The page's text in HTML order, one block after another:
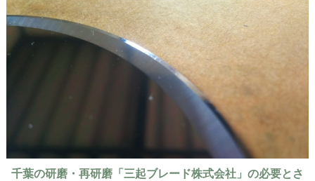
千葉の研磨・再研磨「三起ブレード株式会社」の必要とさ